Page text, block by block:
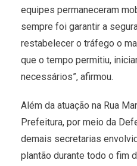
equipes permaneceram
sempre foi garantir a
restabelecer o tráfego o
que o tempo permitiu,
necessários”, afirmou.
Além da atuação na Rua
Prefeitura, por meio da
demais secretarias
plantão durante todo o fim